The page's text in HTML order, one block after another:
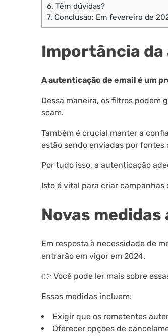
6. Têm dúvidas?
7. Conclusão: Em fevereiro de
Importância
A autenticação de email é um
Dessa maneira, os filtros podem
scam.
Também é crucial manter a
estão sendo enviadas por fontes
Por tudo isso, a autenticação
Isto é vital para criar campanhas
Novas
Em resposta à necessidade de
entrarão em vigor em 2024.
👉 Você pode ler mais sobre
Essas medidas incluem:
Exigir que os remetentes
Oferecer opções de